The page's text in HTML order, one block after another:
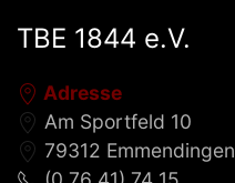
TBE 1844 e.V.
Adresse
Am Sportfeld 10
79312 Emmendingen